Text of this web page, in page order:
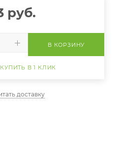
руб.
В КОРЗИНУ
КУПИТЬ В 1 КЛИК
доставку